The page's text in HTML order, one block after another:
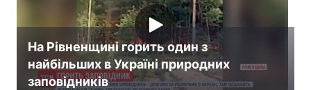
Світ
Спорт Наука
Техно і зв'язок Лайт
На Рівненщині горить один з
найбільших в Україні природних
заповідників